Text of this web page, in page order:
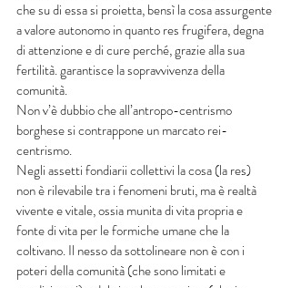
che su di essa si proietta, bensì la cosa assurgente
a valore autonomo in quanto res frugifera, degna
di attenzione e di cure perché, grazie alla sua
fertilità. garantisce la sopravvivenza della
comunità.
Non v’è dubbio che all’antropo-centrismo
borghese si contrappone un marcato rei-
centrismo.
Negli assetti fondiarii collettivi la cosa (la res)
non è rilevabile tra i fenomeni bruti, ma è realtà
vivente e vitale, ossia munita di vita propria e
fonte di vita per le formiche umane che la
coltivano. Il nesso da sottolineare non è con i
poteri della comunità (che sono limitati e